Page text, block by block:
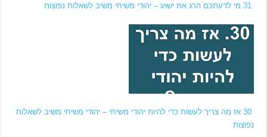
31 מי לדעתכם הרג את ישוע – יהודי משיחי משיב לשאלות נפוצות
30 אז מה צריך לעשות כדי להיות יהודי משיחי – יהודי משיחי משיב לשאלות
נפוצות